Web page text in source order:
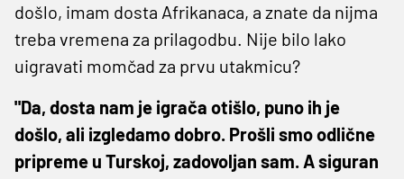
došlo, imam dosta Afrikanaca, a znate da nijma
treba vremena za prilagodbu. Nije bilo lako
uigravati momčad za prvu utakmicu?
"Da, dosta nam je igrača otišlo, puno ih je
došlo, ali izgledamo dobro. Prošli smo odlične
pripreme u Turskoj, zadovoljan sam. A siguran